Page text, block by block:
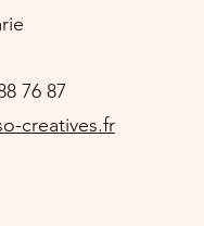
76 87
creatives.fr